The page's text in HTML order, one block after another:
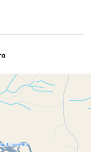
09:00 - 14:0015:00 - 20:00
09:00 - 14:0015:00 - 20:00
09:00 - 14:0015:00 - 20:00
09:00 - 14:00
15:00 - 20:00
09:00 - 14:0015:00 - 20:00
cerrado actualmente